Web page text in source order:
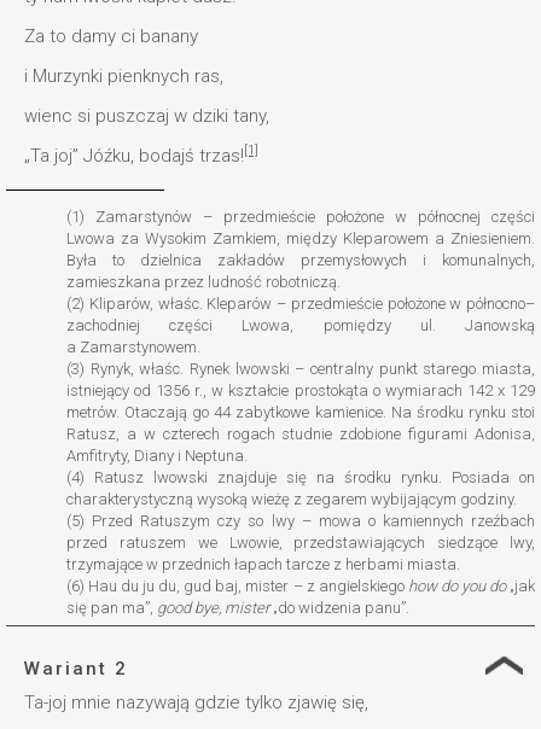
Za to damy ci banany
i Murzynki pienknych ras,
wienc si puszczaj w dziki tany,
„Ta joj” Jóźku, bodajś trzas! [1]
(1) Zamarstynów – przedmieście położone w północnej części
Lwowa za Wysokim Zamkiem, między Kleparowem a Zniesieniem.
Była to dzielnica zakładów przemysłowych i komunalnych,
zamieszkana przez ludność robotniczą.
(2) Kliparów, właśc. Kleparów – przedmieście położone w północno–
zachodniej części Lwowa, pomiędzy ul. Janowską
a Zamarstynowem.
(3) Rynyk, właśc. Rynek lwowski – centralny punkt starego miasta,
istniejący od 1356 r., w kształcie prostokąta o wymiarach 142 x 129
metrów. Otaczają go 44 zabytkowe kamienice. Na środku rynku stoi
Ratusz, a w czterech rogach studnie zdobione figurami Adonisa,
Amfitryty, Diany i Neptuna.
(4) Ratusz lwowski znajduje się na środku rynku. Posiada on
charakterystyczną wysoką wieżę z zegarem wybijającym godziny.
(5) Przed Ratuszym czy so lwy – mowa o kamiennych rzeźbach
przed ratuszem we Lwowie, przedstawiających siedzące lwy,
trzymające w przednich łapach tarcze z herbami miasta.
(6) Hau du ju du, gud baj, mister – z angielskiego how do you do„jak
się pan ma”, good bye, mister„do widzenia panu”.
Wariant 2
Ta-joj mnie nazywają gdzie tylko zjawię się,